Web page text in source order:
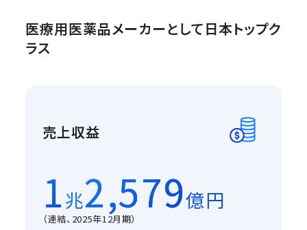
医療用医薬品メーカーとして日本トップク
ラス
売上収益
1兆2,579億円
（連結、2025年12月期）